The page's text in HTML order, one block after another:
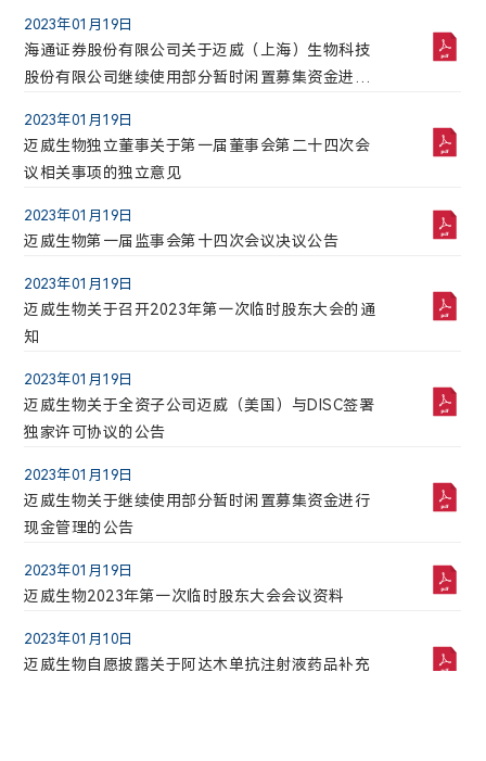
2023年01月19日
海通证券股份有限公司关于迈威（上海）生物科技
股份有限公司继续使用部分暂时闲置募集资金进行
2023年01月19日
迈威生物独立董事关于第一届董事会第二十四次会
议相关事项的独立意见
2023年01月19日
迈威生物第一届监事会第十四次会议决议公告
2023年01月19日
迈威生物关于召开2023年第一次临时股东大会的通
知
2023年01月19日
迈威生物关于全资子公司迈威（美国）与DISC签署
独家许可协议的公告
2023年01月19日
迈威生物关于继续使用部分暂时闲置募集资金进行
现金管理的公告
2023年01月19日
迈威生物2023年第一次临时股东大会会议资料
2023年01月10日
迈威生物自愿披露关于阿达木单抗注射液药品补充
2026年03月25日
迈威生物董事会关于独立董事独立性自查情况的专
2026年03月25日
迈威生物2025年度内部控制评价报告
2026年03月25日
迈威生物2025年年度报告
2026年03月25日
迈威生物2025年度独立董事述职报告（秦正余）
迈威生物2025年度内部控制审计报告
迈威生物2025年度独立董事述职报告（许青）
迈威生物2025年度董事会审计委员会履职情况报告
安永华明会计师事务所（特殊普通合伙）关于迈威
及其他关联资金往来情况汇总表的专项审计报告